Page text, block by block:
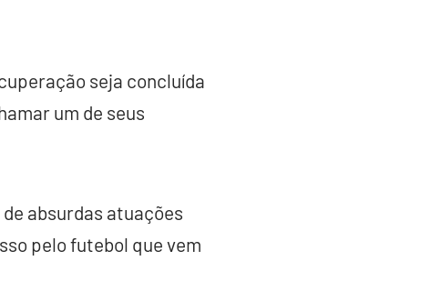
seja concluída
um de seus
absurdas atuações
pelo futebol que vem